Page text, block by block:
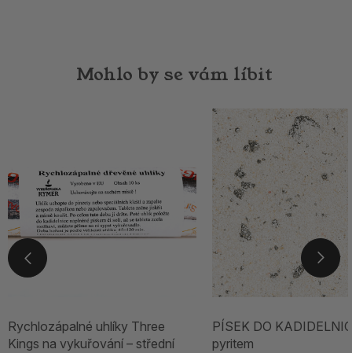
Mohlo by se vám líbit
Rychlozápalné uhlíky Three
Kings na vykuřování – střední
PÍSEK DO
pyritem